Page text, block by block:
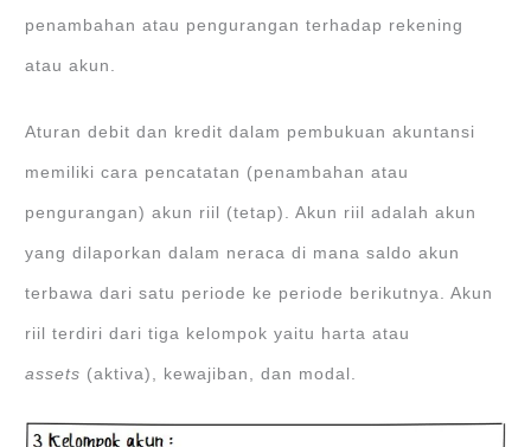
penambahan atau pengurangan terhadap rekening
atau akun.
Aturan debit dan kredit dalam pembukuan akuntansi
memiliki cara pencatatan (penambahan atau
pengurangan) akun riil (tetap). Akun riil adalah akun
yang dilaporkan dalam neraca di mana saldo akun
terbawa dari satu periode ke periode berikutnya. Akun
riil terdiri dari tiga kelompok yaitu harta atau
assets (aktiva), kewajiban, dan modal.